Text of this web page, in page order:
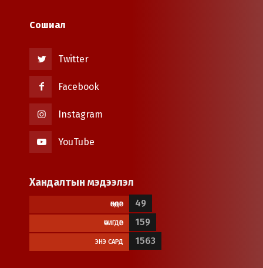
Сошиал
Twitter
Facebook
Instagram
YouTube
Хандалтын мэдээлэл
ӨНӨӨДӨР 49
ӨЧИГДӨР 159
ЭНЭ САРД 1563